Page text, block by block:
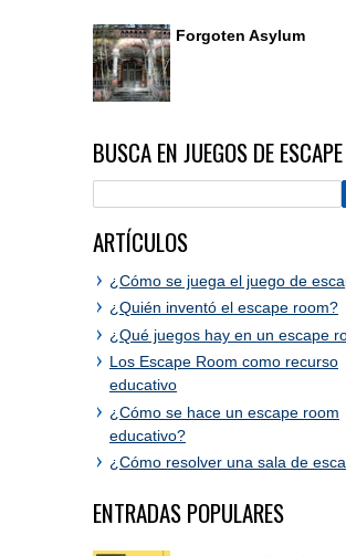
Forgoten Asylum
BUSCA EN JUEGOS DE ESCAPE
ARTÍCULOS
¿Cómo se juega el juego de
¿Quién inventó el escape room?
¿Qué juegos hay en un escape
Los Escape Room como recurso
educativo
¿Cómo se hace un escape room
educativo?
¿Cómo resolver una sala de
ENTRADAS POPULARES